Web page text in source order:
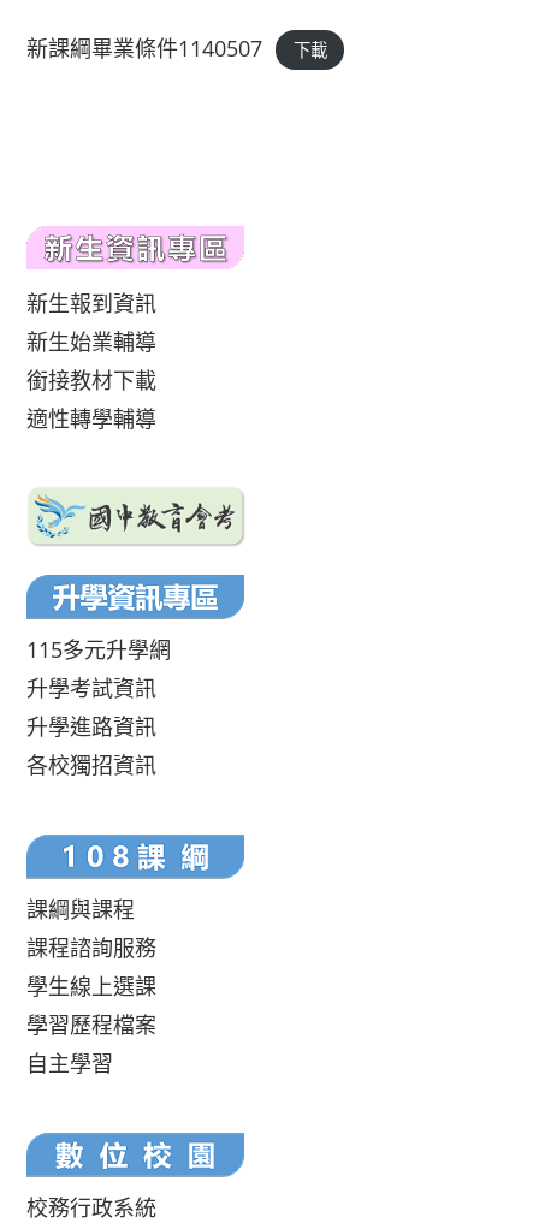
新課綱畢業條件1140507 下載
新生報到資訊
新生始業輔導
銜接教材下載
適性轉學輔導
115多元升學網
升學考試資訊
升學進路資訊
各校獨招資訊
課綱與課程
課程諮詢服務
學生線上選課
學習歷程檔案
自主學習
校務行政系統